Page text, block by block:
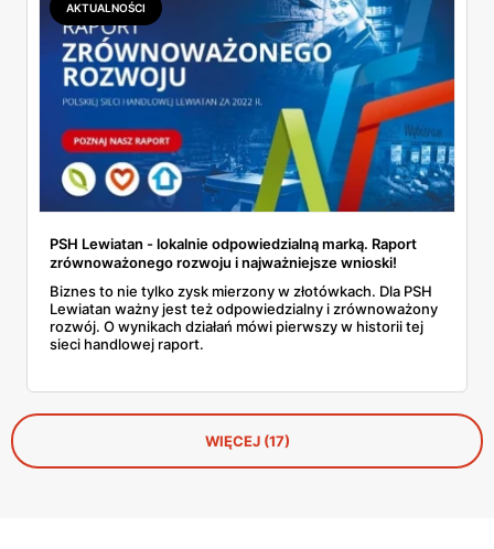
AKTUALNOŚCI
PSH Lewiatan - lokalnie odpowiedzialną marką. Raport
zrównoważonego rozwoju i najważniejsze wnioski!
Biznes to nie tylko zysk mierzony w złotówkach. Dla PSH
Lewiatan ważny jest też odpowiedzialny i zrównoważony
rozwój. O wynikach działań mówi pierwszy w historii tej
sieci handlowej raport.
WIĘCEJ (17)